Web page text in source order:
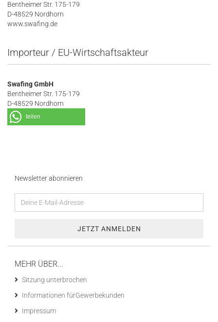
Bentheimer Str. 175-179
D-48529 Nordhorn
www.swafing.de
Importeur / EU-Wirtschaftsakteur
Swafing GmbH
Bentheimer Str. 175-179
D-48529 Nordhorn
teilen
Newsletter abonnieren
MEHR ÜBER...
Sitzung unterbrochen
Informationen fürGewerbekunden
Impressum